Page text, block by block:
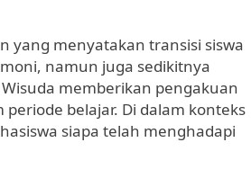
yang menyatakan transisi siswa
namun juga sedikitnya
memberikan pengakuan
belajar. Di dalam konteks
siapa telah menghadapi